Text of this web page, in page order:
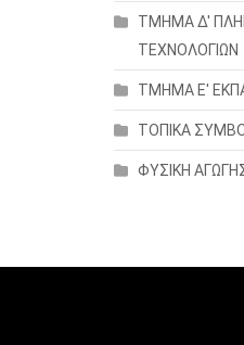
ΤΜΗΜΑ Δ'
ΤΕΧΝΟΛΟΓΙΩΝ
ΤΜΗΜΑ Ε'
ΤΟΠΙΚΑ
ΦΥΣΙΚΗ